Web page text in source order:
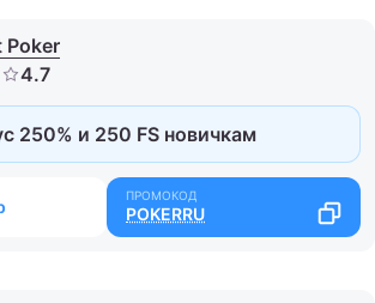
Poker
250% и 250 FS новичкам
POKERRU